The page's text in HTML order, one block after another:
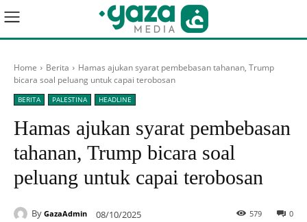
Home Berita
Hamas ajukan syarat pembebasan tahanan, Trump
bicara soal peluang untuk capai terobosan
BERITA PALESTINA HEADLINE
Hamas ajukan syarat pembebasan
tahanan, Trump bicara soal
peluang untuk capai terobosan
By GazaAdmin 08/10/2025 0
579